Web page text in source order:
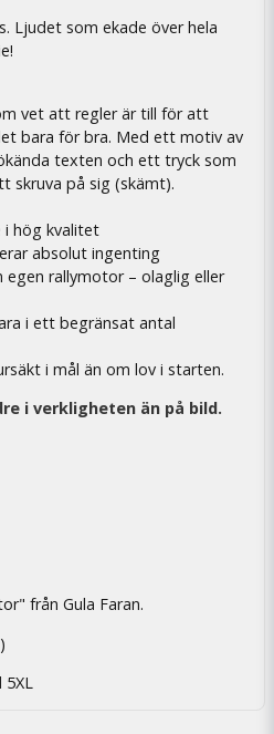
Ljudet som ekade över hela
vet att regler är till för att
bara för bra. Med ett motiv av
texten och ett tryck som
skruva på sig (skämt).
i hög kvalitet
absolut ingenting
rallymotor – olaglig eller
i ett begränsat antal
i mål än om lov i starten.
i verkligheten än på bild.
från Gula Faran.
5XL